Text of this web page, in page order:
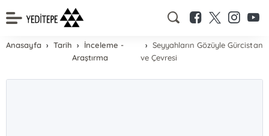
Anasayfa Tarih
İnceleme -
Araştırma
Seyyahların Gözüyle Gürcistan
ve Çevresi